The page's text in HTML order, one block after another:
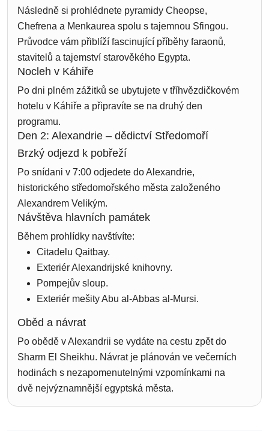
Následně si prohlédnete pyramidy Cheopse,
Chefrena a Menkaurea spolu s tajemnou Sfingou.
Průvodce vám přiblíží fascinující příběhy faraonů,
stavitelů a tajemství starověkého Egypta.
Nocleh v Káhiře
Po dni plném zážitků se ubytujete v tříhvězdičkovém
hotelu v Káhiře a připravíte se na druhý den
programu.
Den 2: Alexandrie – dědictví Středomoří
Brzký odjezd k pobřeží
Po snídani v 7:00 odjedete do Alexandrie,
historického středomořského města založeného
Alexandrem Velikým.
Návštěva hlavních památek
Během prohlídky navštívíte:
Citadelu Qaitbay.
Exteriér Alexandrijské knihovny.
Pompejův sloup.
Exteriér mešity Abu al-Abbas al-Mursi.
Oběd a návrat
Po obědě v Alexandrii se vydáte na cestu zpět do
Sharm El Sheikhu. Návrat je plánován ve večerních
hodinách s nezapomenutelnými vzpomínkami na
dvě nejvýznamnější egyptská města.